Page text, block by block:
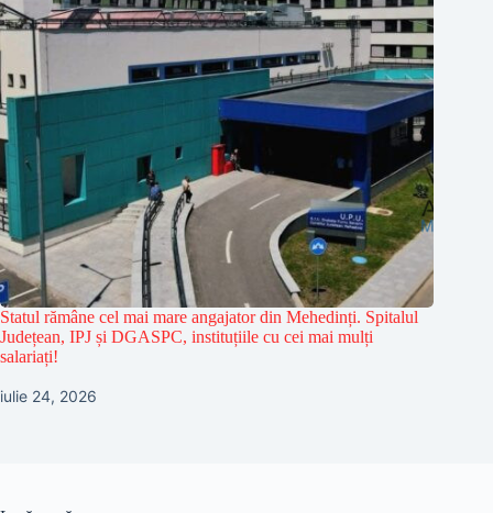
Statul rămâne cel mai mare angajator din Mehedinți. Spitalul
Județean, IPJ și DGASPC, instituțiile cu cei mai mulți
salariați!
iulie 24, 2026